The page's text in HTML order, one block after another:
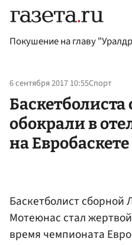
Покушение на главу
6 сентября 2017 10:55Спорт
обокрали в
на Евробаскете
Баскетболист сборной
Мотеюнас стал
время чемпионата